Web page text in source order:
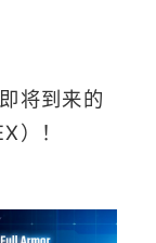
将到来的
）！